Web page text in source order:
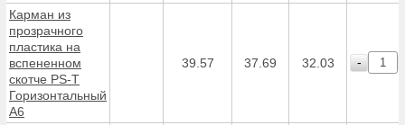
Карман из
прозрачного
пластика на
вспененном
скотче PS-T
Горизонтальный
А6
39.57 37.69 32.03 -